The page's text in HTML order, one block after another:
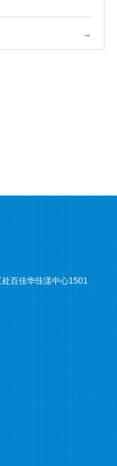
→
百佳华佳漾中心1501